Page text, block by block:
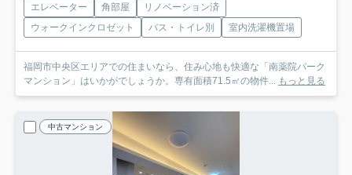
エレベーター 角部屋
リノベーション済
ウォークインクロゼット
バス・トイレ別 室内洗濯機置場
福岡市中央区エリアでの住まいなら、住み心地も快適な「南薬院パーク
マンション」はいかがでしょうか。専有面積71.5㎡の物件...
もっと見る
中古マンション